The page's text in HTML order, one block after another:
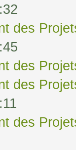
des
des
des
des